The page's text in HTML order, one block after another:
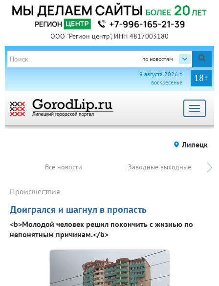
ООО "Регион центр", ИНН 4817003180
по новостям
18+
9 августа 2026 г.
воскресенье
Toggle
Липецк
Все новости Заводные выходные
Доигрался и шагнул в пропасть
Происшествия
<b>Молодой человек решил покончить с жизнью по
непонятным причинам.</b>